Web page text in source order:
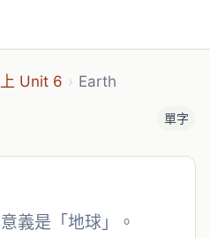
Unit 6 › Earth
單字
義是「地球」。